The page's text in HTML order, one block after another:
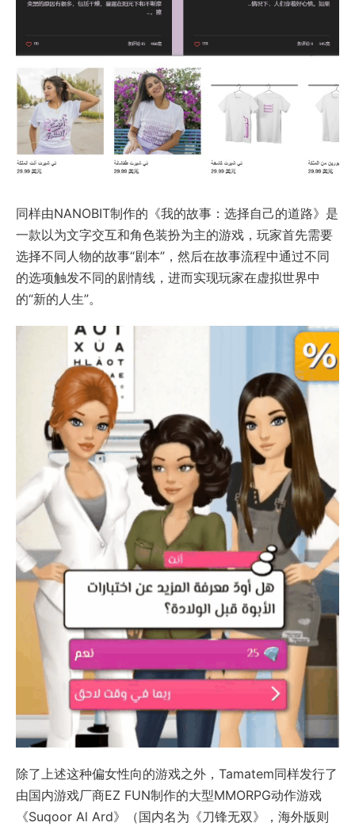
同样由NANOBIT制作的《我的故事：选择自己的道路》是
一款以为文字交互和角色装扮为主的游戏，玩家首先需要
选择不同人物的故事“剧本”，然后在故事流程中通过不同
的选项触发不同的剧情线，进而实现玩家在虚拟世界中
的“新的人生”。
除了上述这种偏女性向的游戏之外，Tamatem同样发行了
由国内游戏厂商EZ FUN制作的大型MMORPG动作游戏
《Suqoor Al Ard》（国内名为《刀锋无双》，海外版则